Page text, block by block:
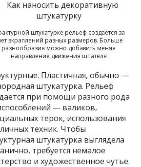
штукатурке рельеф создается за
вкраплений разных размеров. Больше
разнообразия можно добавить меняя
направление движения шпателя
Пластичная, обычно —
штукатурка. Рельеф
при помощи разного рода
— валиков,
терок, использования
техник. Чтобы
штукатурка выглядела
требуется немалое
и художественное чутье.